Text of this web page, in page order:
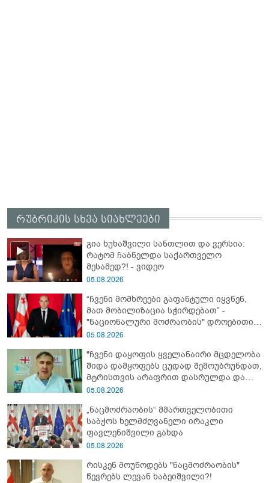
რუბრიკის სხვა სიახლეები
გია ხუხაშვილი სანთლით და ვერსია:
რატომ ჩაბნელდა საქართველო
მესამედ?! - ვიდეო
05.08.2026
“ჩვენი მომხრეები გაფანტული იყვნენ,
მათ მობილიზაცია სჭირდებათ” -
"ნაციონალური მოძრაობის" დროებითი
მმართველობითი საბჭოს
05.08.2026
"ჩვენი დაყოფის ყველანაირი მცდელობა
შიდა დამყოფებს ცუდად შემოუბრუნდათ,
მტრისთვის არაფრით დასრულდა და
ვერც მომავალში მიაღწევს ჩვენს
სააკაშვილი
05.08.2026
„ნაცმოძრაობის“ მმართველობითი
საბჭოს ხელმძღვანელი ირაკლი
ფავლენიშვილი გახდა
05.08.2026
რისკენ მოუწოდებს "ნაცმოძრაობის"
წევრებს ლევან ხაბეიშვილი?!